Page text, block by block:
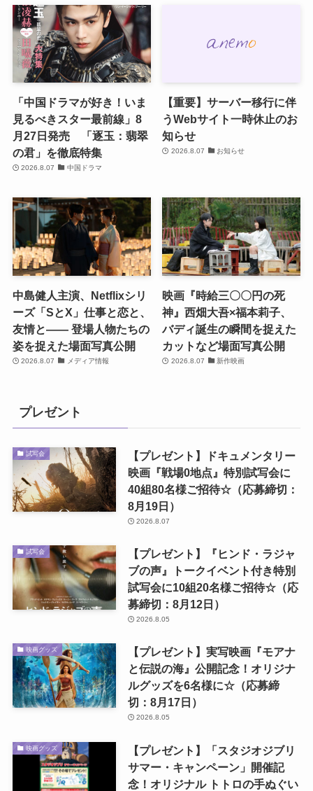
「中国ドラマが好き！いま
見るべきスター最前線」8
月27日発売 「逐玉：翡翠
の君」を徹底特集
2026.8.07 中国ドラマ
【重要】サーバー移行に伴
うWebサイト一時休止のお
知らせ
2026.8.07 お知らせ
中島健人主演、Netflixシリ
ーズ「SとX」仕事と恋と、
友情と―― 登場人物たちの
姿を捉えた場面写真公開
2026.8.07 メディア情報
映画『時給三〇〇円の死
神』西畑大吾×福本莉子、
バディ誕生の瞬間を捉えた
カットなど場面写真公開
2026.8.07 新作映画
プレゼント
試写会
【プレゼント】ドキュメンタリー
映画『戦場0地点』特別試写会に
40組80名様ご招待☆（応募締切：
8月19日）
2026.8.07
試写会
【プレゼント】『ヒンド・ラジャ
ブの声』トークイベント付き特別
試写会に10組20名様ご招待☆（応
募締切：8月12日）
2026.8.05
映画グッズ
【プレゼント】実写映画『モアナ
と伝説の海』公開記念！オリジナ
ルグッズを6名様に☆（応募締
切：8月17日）
2026.8.05
映画グッズ
【プレゼント】「スタジオジブリ
サマー・キャンペーン」開催記
念！オリジナル トトロの手ぬぐい